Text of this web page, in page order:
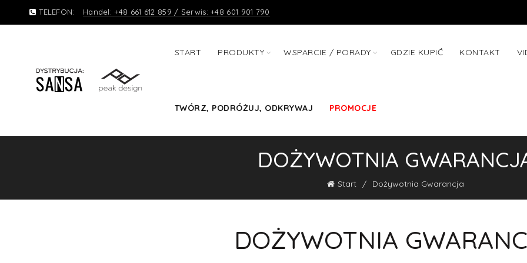
TELEFON: Handel: +48 661 612 859 / Serwis: +48 601 901 790
START PRODUKTY WSPARCIE / PORADY GDZIE KUPIĆ KONTAKT
TWÓRZ, PODRÓŻUJ, ODKRYWAJ PROMOCJE
DOŻYWOTNIA
Start Dożywotnia Gwarancja
DOŻYWOTNIA